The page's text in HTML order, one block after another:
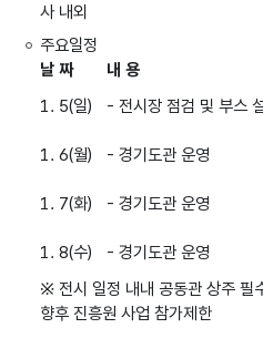
사 내외
주요일정
날 짜
내 용
1. 5(일)
- 전시장 점검 및 부스
1. 6(월)
- 경기도관 운영
1. 7(화)
- 경기도관 운영
1. 8(수)
- 경기도관 운영
※ 전시 일정 내내 공동관 상주 필
향후 진흥원 사업 참가제한